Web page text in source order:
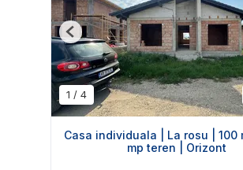
1 / 4
Previous
Casa individuala | La rosu | 100
mp teren | Orizont